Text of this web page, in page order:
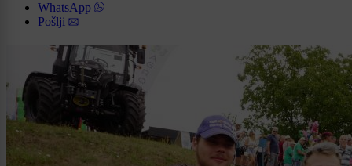
WhatsApp
Pošlji